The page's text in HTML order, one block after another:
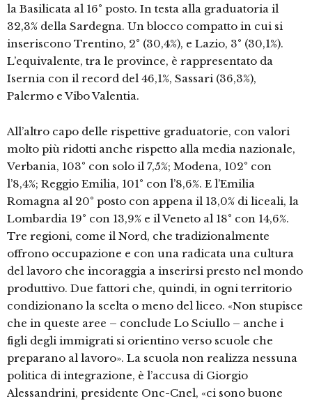
la Basilicata al 16° posto. In testa alla graduatoria il
32,3% della Sardegna. Un blocco compatto in cui si
inseriscono Trentino, 2° (30,4%), e Lazio, 3° (30,1%).
L’equivalente, tra le province, è rappresentato da
Isernia con il record del 46,1%, Sassari (36,3%),
Palermo e Vibo Valentia.
All’altro capo delle rispettive graduatorie, con valori
molto più ridotti anche rispetto alla media nazionale,
Verbania, 103° con solo il 7,5%; Modena, 102° con
l’8,4%; Reggio Emilia, 101° con l’8,6%. E l’Emilia
Romagna al 20° posto con appena il 13,0% di liceali, la
Lombardia 19° con 13,9% e il Veneto al 18° con 14,6%.
Tre regioni, come il Nord, che tradizionalmente
offrono occupazione e con una radicata una cultura
del lavoro che incoraggia a inserirsi presto nel mondo
produttivo. Due fattori che, quindi, in ogni territorio
condizionano la scelta o meno del liceo. «Non stupisce
che in queste aree – conclude Lo Sciullo – anche i
figli degli immigrati si orientino verso scuole che
preparano al lavoro». La scuola non realizza nessuna
politica di integrazione, è l’accusa di Giorgio
Alessandrini, presidente Onc-Cnel, «ci sono buone